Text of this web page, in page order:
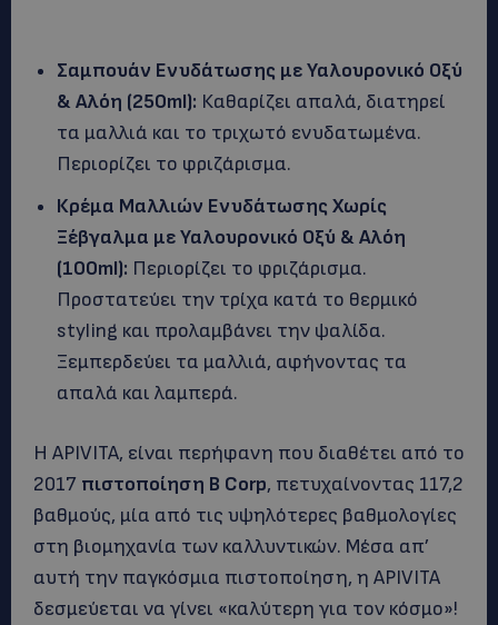
Σαμπουάν Ενυδάτωσης με Υαλουρονικό Οξύ
& Αλόη (250ml): Καθαρίζει απαλά, διατηρεί
τα μαλλιά και το τριχωτό ενυδατωμένα.
Περιορίζει το φριζάρισμα.
Κρέμα Μαλλιών Ενυδάτωσης Χωρίς
Ξέβγαλμα με Υαλουρονικό Οξύ & Αλόη
(100ml): Περιορίζει το φριζάρισμα.
Προστατεύει την τρίχα κατά το θερμικό
styling και προλαμβάνει την ψαλίδα.
Ξεμπερδεύει τα μαλλιά, αφήνοντας τα
απαλά και λαμπερά.
H ΑPIVITA, είναι περήφανη που διαθέτει από το
2017 πιστοποίηση B Corp, πετυχαίνοντας 117,2
βαθμούς, μία από τις υψηλότερες βαθμολογίες
στη βιομηχανία των καλλυντικών. Μέσα απ’
αυτή την παγκόσμια πιστοποίηση, η APIVITA
δεσμεύεται να γίνει «καλύτερη για τον κόσμο»!